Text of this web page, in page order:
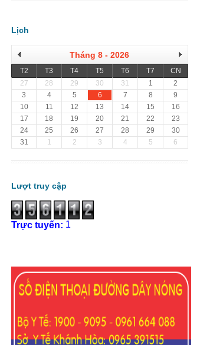
Lịch
Tháng 8 - 2026
T2 T3 T4 T5 T6 T7
CN
27
28 29 30 31 1
2
3
4 5 6 7 8
9
10
11 12 13 14 15
16
17
18 19 20 21 22
23
24
25 26 27 28 29
30
31
1 2 3 4 5 6
Lượt truy cập
Trực tuyến: 1